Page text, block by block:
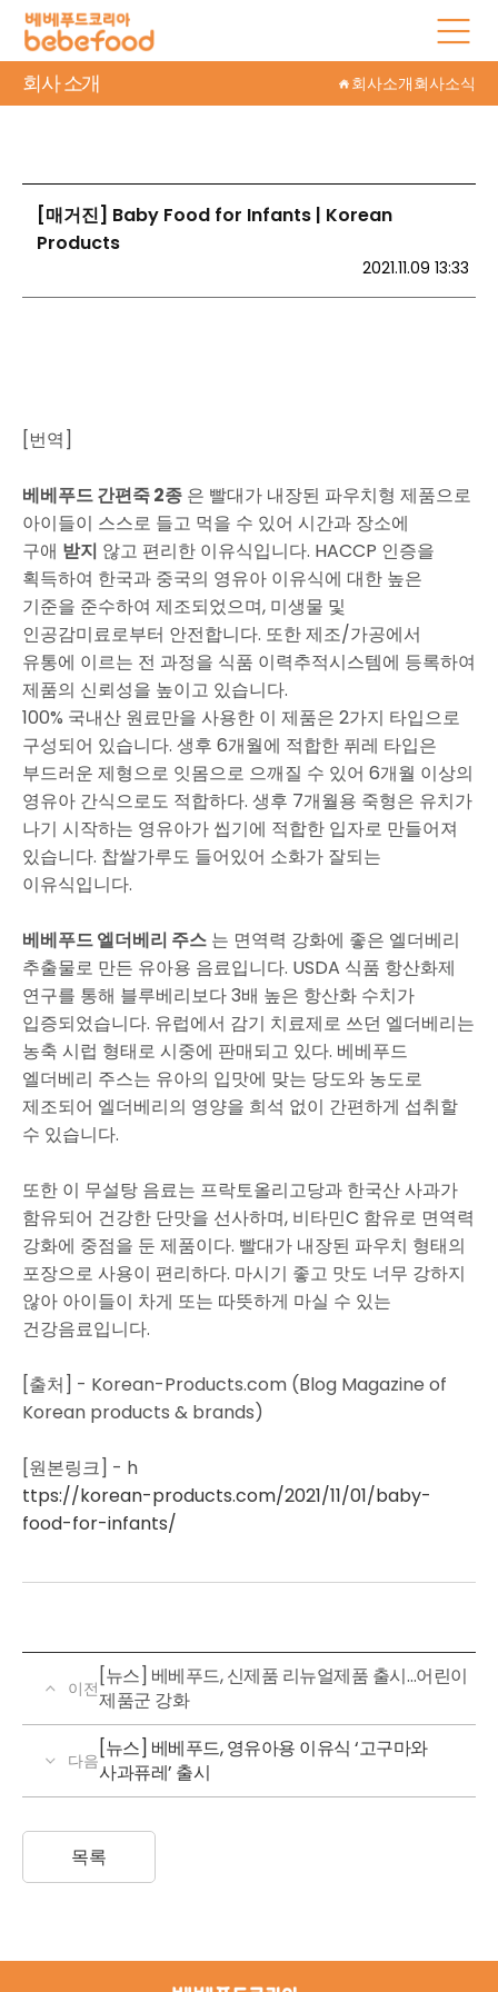
회사 소개 회사소개회사소식
[매거진] Baby Food for Infants | Korean
Products
2021.11.09 13:33
[번역]
베베푸드 간편죽 2종 은 빨대가 내장된 파우치형 제품으로
아이들이 스스로 들고 먹을 수 있어 시간과 장소에
구애 받지 않고 편리한 이유식입니다. HACCP 인증을
획득하여 한국과 중국의 영유아 이유식에 대한 높은
기준을 준수하여 제조되었으며, 미생물 및
인공감미료로부터 안전합니다. 또한 제조/가공에서
유통에 이르는 전 과정을 식품 이력추적시스템에 등록하여
제품의 신뢰성을 높이고 있습니다.
100% 국내산 원료만을 사용한 이 제품은 2가지 타입으로
구성되어 있습니다. 생후 6개월에 적합한 퓌레 타입은
부드러운 제형으로 잇몸으로 으깨질 수 있어 6개월 이상의
영유아 간식으로도 적합하다. 생후 7개월용 죽형은 유치가
나기 시작하는 영유아가 씹기에 적합한 입자로 만들어져
있습니다. 찹쌀가루도 들어있어 소화가 잘되는
이유식입니다.
베베푸드 엘더베리 주스 는 면역력 강화에 좋은 엘더베리
추출물로 만든 유아용 음료입니다. USDA 식품 항산화제
연구를 통해 블루베리보다 3배 높은 항산화 수치가
입증되었습니다. 유럽에서 감기 치료제로 쓰던 엘더베리는
농축 시럽 형태로 시중에 판매되고 있다. 베베푸드
엘더베리 주스는 유아의 입맛에 맞는 당도와 농도로
제조되어 엘더베리의 영양을 희석 없이 간편하게 섭취할
수 있습니다.
또한 이 무설탕 음료는 프락토올리고당과 한국산 사과가
함유되어 건강한 단맛을 선사하며, 비타민C 함유로 면역력
강화에 중점을 둔 제품이다. 빨대가 내장된 파우치 형태의
포장으로 사용이 편리하다. 마시기 좋고 맛도 너무 강하지
않아 아이들이 차게 또는 따뜻하게 마실 수 있는
건강음료입니다.
[출처] - Korean-Products.com (Blog Magazine of
Korean products & brands)
[원본링크] - h
ttps://korean-products.com/2021/11/01/baby-
food-for-infants/
이전 [뉴스] 베베푸드, 신제품 리뉴얼제품 출시…어린이
제품군 강화
다음 [뉴스] 베베푸드, 영유아용 이유식 ‘고구마와
사과퓨레’ 출시
목록